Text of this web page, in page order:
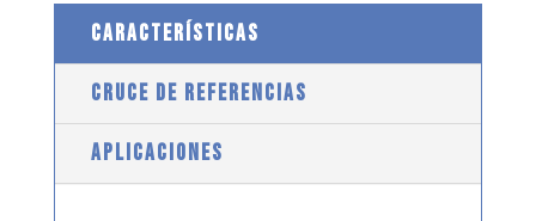
CARACTERÍSTICAS
CRUCE DE REFERENCIAS
APLICACIONES